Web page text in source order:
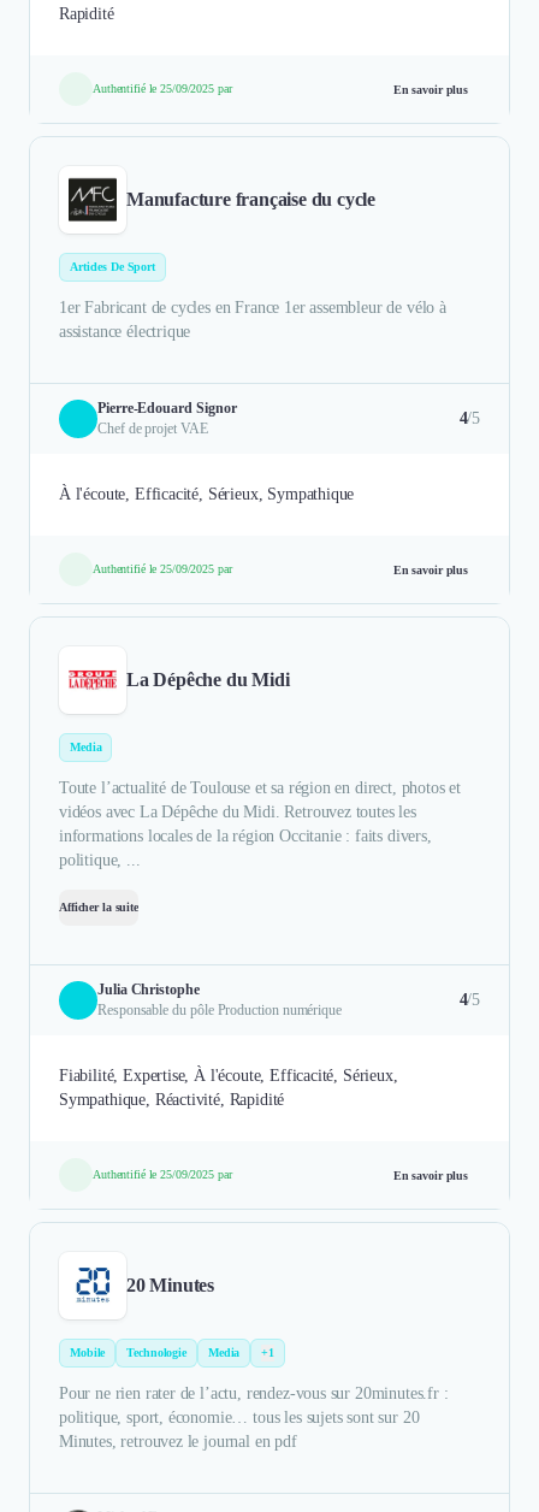
Rapidité
Authentifié le 25/09/2025 par En savoir plus
Manufacture française du cycle
Articles De Sport
1er Fabricant de cycles en France 1er assembleur de vélo à
assistance électrique
Pierre-Edouard Signor
Chef de projet VAE
4/5
À l'écoute, Efficacité, Sérieux, Sympathique
Authentifié le 25/09/2025 par En savoir plus
La Dépêche du Midi
Media
Toute l’actualité de Toulouse et sa région en direct, photos et
vidéos avec La Dépêche du Midi. Retrouvez toutes les
informations locales de la région Occitanie : faits divers,
politique, ...
Afficher la suite
Julia Christophe
Responsable du pôle Production numérique
4/5
Fiabilité, Expertise, À l'écoute, Efficacité, Sérieux,
Sympathique, Réactivité, Rapidité
Authentifié le 25/09/2025 par En savoir plus
20 Minutes
Mobile Technologie Media +1
Pour ne rien rater de l’actu, rendez-vous sur 20minutes.fr :
politique, sport, économie… tous les sujets sont sur 20
Minutes, retrouvez le journal en pdf